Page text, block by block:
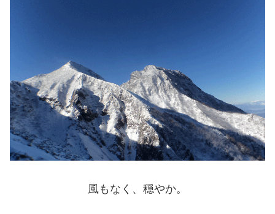
風もなく、穏やか。